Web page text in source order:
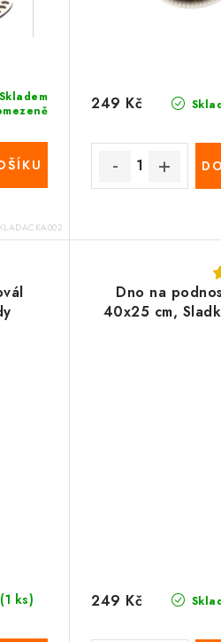
Skladem
249 Kč
(1 ks)
Dno na
40x25 cm,
249 Kč